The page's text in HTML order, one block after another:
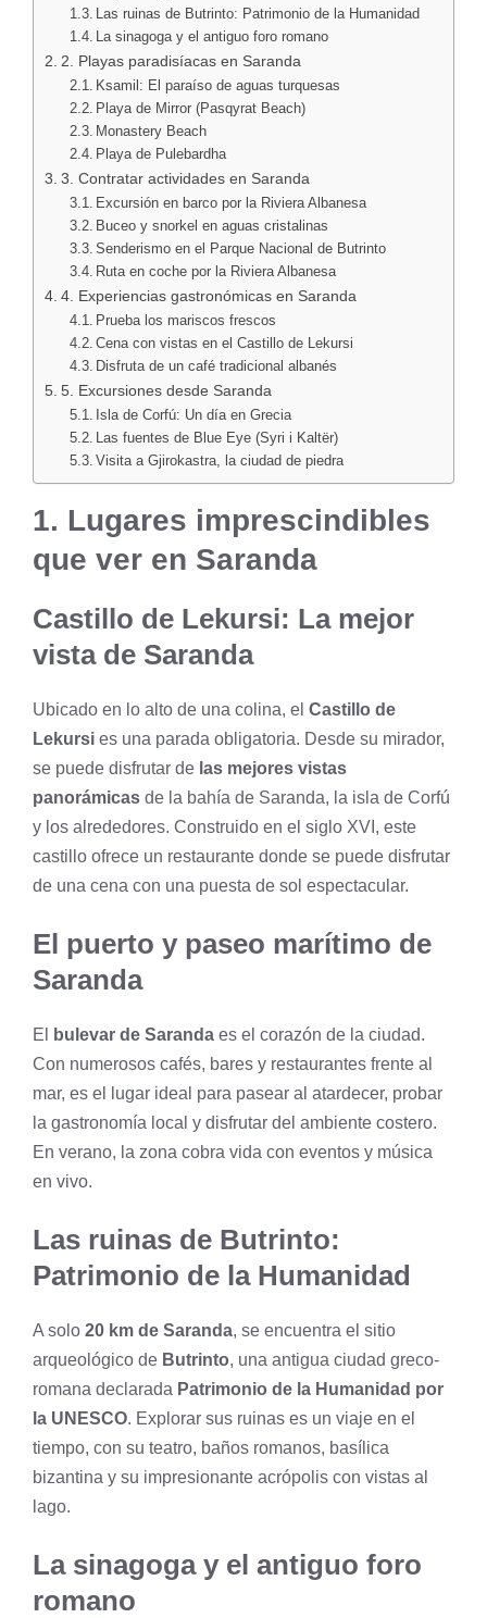
Las ruinas de Butrinto: Patrimonio de la Humanidad
La sinagoga y el antiguo foro romano
2. Playas paradisíacas en Saranda
Ksamil: El paraíso de aguas turquesas
Playa de Mirror (Pasqyrat Beach)
Monastery Beach
Playa de Pulebardha
3. Contratar actividades en Saranda
Excursión en barco por la Riviera Albanesa
Buceo y snorkel en aguas cristalinas
Senderismo en el Parque Nacional de Butrinto
Ruta en coche por la Riviera Albanesa
4. Experiencias gastronómicas en Saranda
Prueba los mariscos frescos
Cena con vistas en el Castillo de Lekursi
Disfruta de un café tradicional albanés
5. Excursiones desde Saranda
Isla de Corfú: Un día en Grecia
Las fuentes de Blue Eye (Syri i Kaltër)
Visita a Gjirokastra, la ciudad de piedra
1. Lugares imprescindibles
que ver en Saranda
Castillo de Lekursi: La mejor
vista de Saranda
Ubicado en lo alto de una colina, el Castillo de
Lekursi es una parada obligatoria. Desde su mirador,
se puede disfrutar de las mejores vistas
panorámicas de la bahía de Saranda, la isla de Corfú
y los alrededores. Construido en el siglo XVI, este
castillo ofrece un restaurante donde se puede disfrutar
de una cena con una puesta de sol espectacular.
El puerto y paseo marítimo de
Saranda
El bulevar de Saranda es el corazón de la ciudad.
Con numerosos cafés, bares y restaurantes frente al
mar, es el lugar ideal para pasear al atardecer, probar
la gastronomía local y disfrutar del ambiente costero.
En verano, la zona cobra vida con eventos y música
en vivo.
Las ruinas de Butrinto:
Patrimonio de la Humanidad
A solo 20 km de Saranda, se encuentra el sitio
arqueológico de Butrinto, una antigua ciudad greco-
romana declarada Patrimonio de la Humanidad por
la UNESCO. Explorar sus ruinas es un viaje en el
tiempo, con su teatro, baños romanos, basílica
bizantina y su impresionante acrópolis con vistas al
lago.
La sinagoga y el antiguo foro
romano